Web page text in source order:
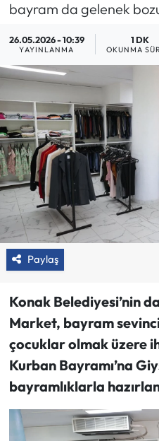
bayram da gelenek
26.05.2026 - 10:39
YAYINLANMA
1 DK
OKUNMA
Paylaş
Konak Belediyesi’nin
Market, bayram
çocuklar olmak üzere
Kurban Bayramı’na
bayramlıklarla